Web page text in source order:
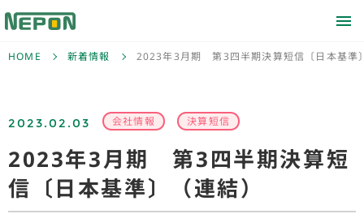
HOME 新着情報 2023年3月期 第3四半期決算短信〔日本基準
2023.02.03 会社情報 決算短信
2023年3月期 第3四半期決算短
信〔日本基準〕（連結）